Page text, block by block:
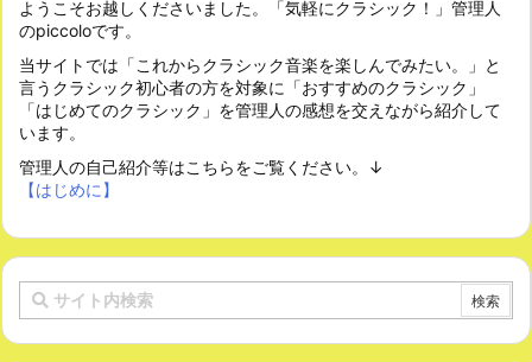
ようこそお越しくださいました。「気軽にクラシック！」管理人
のpiccoloです。
当サイトでは「これからクラシック音楽を楽しんでみたい。」と
言うクラシック初心者の方を対象に「おすすめのクラシック」
「はじめてのクラシック」を管理人の感想を交えながら紹介して
います。
管理人の自己紹介等はこちらをご覧ください。↓
【はじめに】